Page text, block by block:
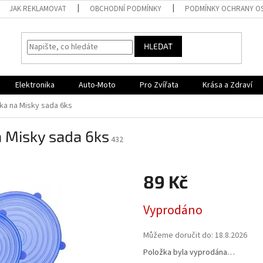
JAK REKLAMOVAT OBCHODNÍ PODMÍNKY PODMÍNKY OCHRANY
HLEDAT
Elektronika Auto-Moto Pro Zvířata Krása a Zdraví
na Misky sada 6ks
sada 6ks 432
89 Kč
cena:
Vyprodáno
Můžeme doručit do: 18.8.2026
Položka byla vyprodána…